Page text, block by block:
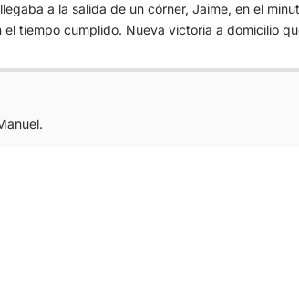
a la salida de un córner, Jaime, en el
el tiempo cumplido. Nueva victoria a domicilio